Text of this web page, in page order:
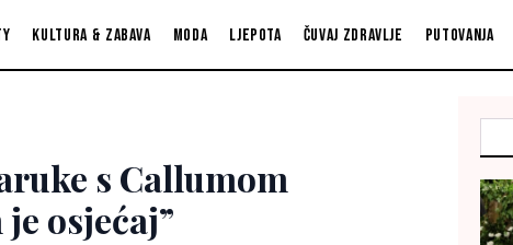
Kultura & zabava Moda Ljepota Čuvaj zdravlje Putovanja
s Callumom
osjećaj”